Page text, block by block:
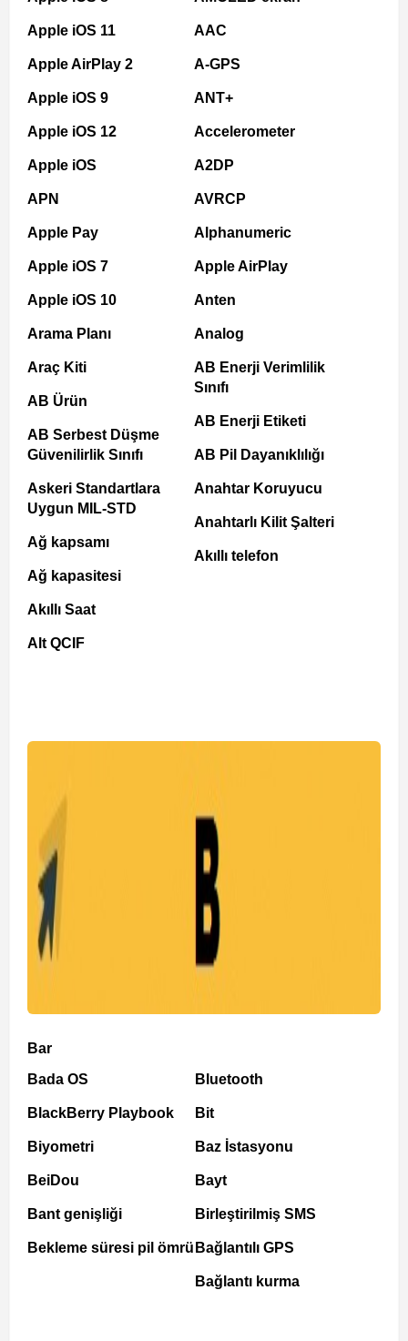
Apple iOS 11
Apple AirPlay 2
Apple iOS 9
Apple iOS 12
Apple iOS
APN
Apple Pay
Apple iOS 7
Apple iOS 10
Arama Planı
Araç Kiti
AB Ürün
AB Serbest Düşme
Güvenilirlik Sınıfı
Askeri Standartlara
Uygun MIL-STD
Ağ kapsamı
Ağ kapasitesi
Akıllı Saat
Alt QCIF
AAC
A-GPS
ANT+
Accelerometer
A2DP
AVRCP
Alphanumeric
Apple AirPlay
Anten
Analog
AB Enerji Verimlilik
Sınıfı
AB Enerji Etiketi
AB Pil Dayanıklılığı
Anahtar Koruyucu
Anahtarlı Kilit Şalteri
Akıllı telefon
Bar
Bada OS
BlackBerry Playbook
Biyometri
BeiDou
Bant genişliği
Bekleme süresi pil ömrü
Bluetooth
Bit
Baz İstasyonu
Bayt
Birleştirilmiş SMS
Bağlantılı GPS
Bağlantı kurma